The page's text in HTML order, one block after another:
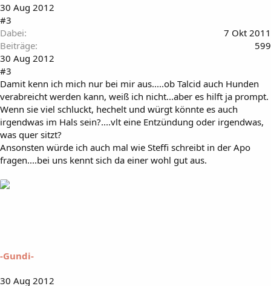
30 Aug 2012
#3
Dabei
7 Okt 2011
Beiträge
599
30 Aug 2012
#3
Damit kenn ich mich nur bei mir aus.....ob Talcid auch Hunden
verabreicht werden kann, weiß ich nicht...aber es hilft ja prompt.
Wenn sie viel schluckt, hechelt und würgt könnte es auch
irgendwas im Hals sein?....vlt eine Entzündung oder irgendwas,
was quer sitzt?
Ansonsten würde ich auch mal wie Steffi schreibt in der Apo
fragen....bei uns kennt sich da einer wohl gut aus.
-Gundi-
30 Aug 2012